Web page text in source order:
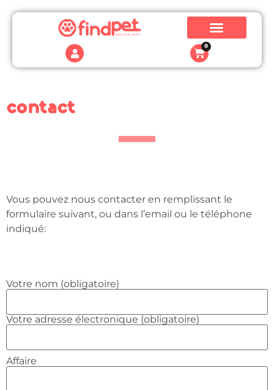
0
contact
Vous pouvez nous contacter en remplissant le
formulaire suivant, ou dans l’email ou le téléphone
indiqué:
Votre nom (obligatoire)
Votre adresse électronique (obligatoire)
Affaire